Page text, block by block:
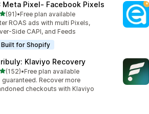
Meta Pixel‑ Facebook Pixels
5 estrelas
(91)de avaliações
•Free plan available
ROAS ads with multi Pixels,
Side CAPI, and Feeds
Built for Shopify
Klaviyo Recovery
5 estrelas
(152)
total de avaliações
•Free plan available
guaranteed. Recover more
checkouts with Klaviyo